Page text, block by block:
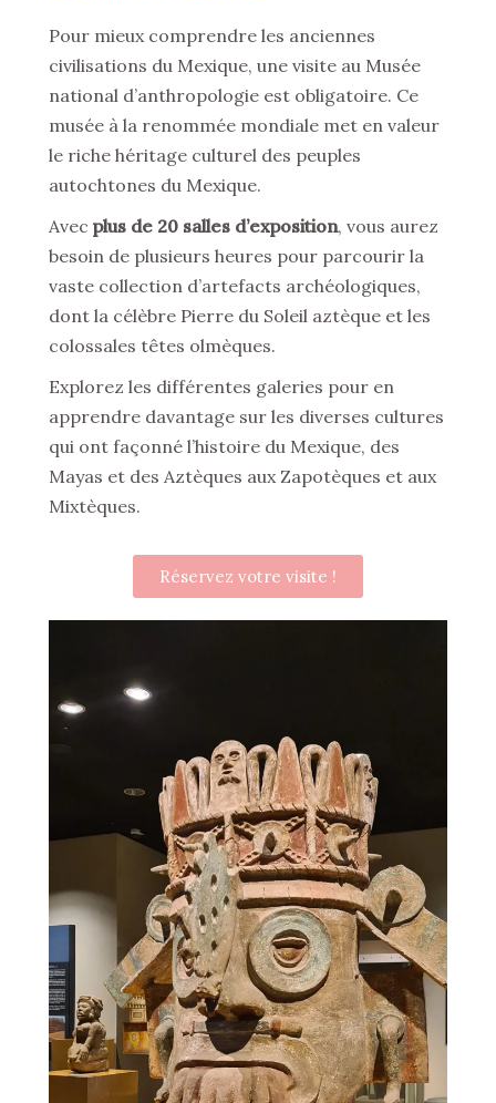
Pour mieux comprendre les anciennes
civilisations du Mexique, une visite au Musée
national d’anthropologie est obligatoire. Ce
musée à la renommée mondiale met en valeur
le riche héritage culturel des peuples
autochtones du Mexique.
Avec plus de 20 salles d’exposition, vous aurez
besoin de plusieurs heures pour parcourir la
vaste collection d’artefacts archéologiques,
dont la célèbre Pierre du Soleil aztèque et les
colossales têtes olmèques.
Explorez les différentes galeries pour en
apprendre davantage sur les diverses cultures
qui ont façonné l’histoire du Mexique, des
Mayas et des Aztèques aux Zapotèques et aux
Mixtèques.
Réservez votre visite !